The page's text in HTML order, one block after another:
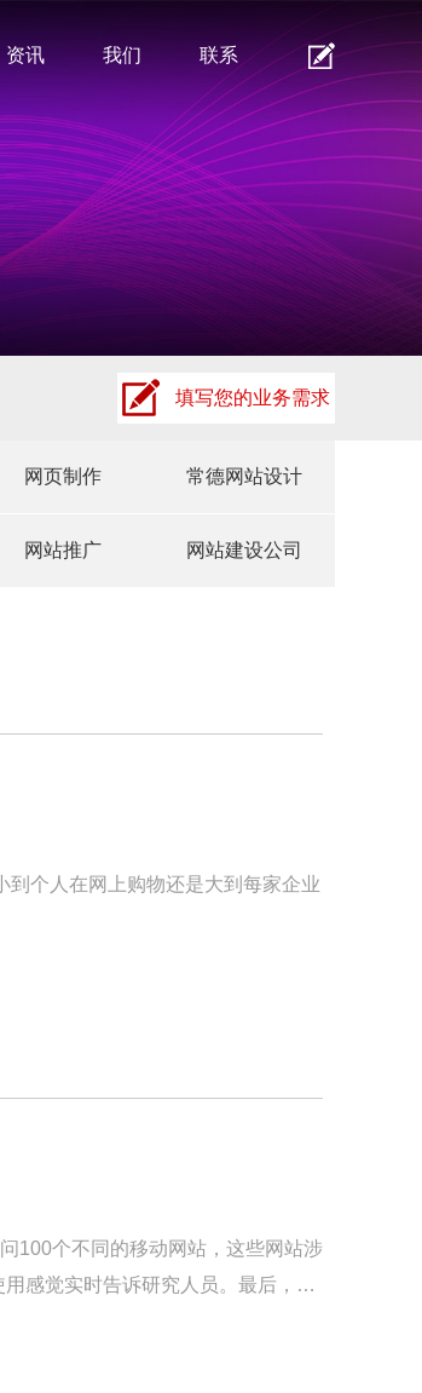
资讯 我们 联系
填写您的业务需求
网页制作 常德网站设计
网站推广 网站建设公司
个人在网上购物还是大到每家企业
100个不同的移动网站，这些网站涉
感觉实时告诉研究人员。最后，万